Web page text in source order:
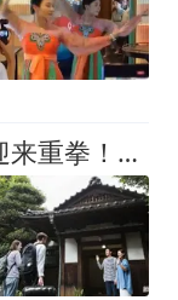
国人扎堆入局，疯狂扩张后迎来重拳！日本民宿行业泡沫要碎了？